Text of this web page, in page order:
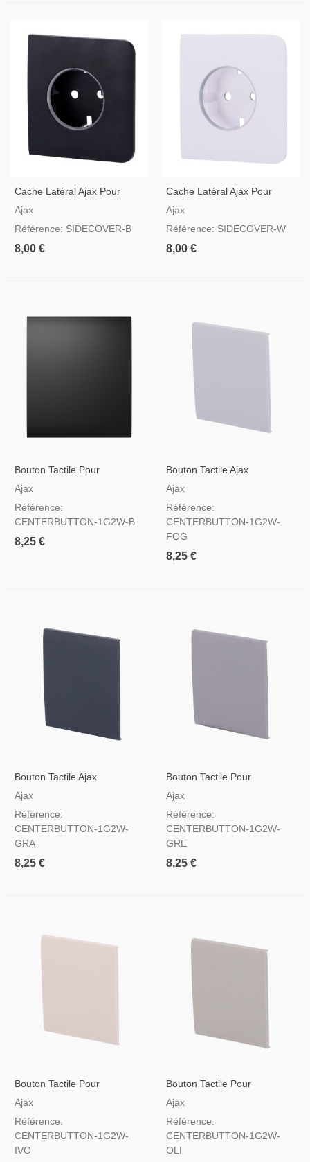
Cache Latéral Ajax Pour
Prise Basique Type F
Ajax
Référence: SIDECOVER-B
8,00 €
Cache Latéral Ajax Pour
Prise Basique Type F
Ajax
Référence: SIDECOVER-W
8,00 €
Bouton Tactile Pour
Interrupteur D'éclairage
Ajax
Référence:
CENTERBUTTON-1G2W-B
8,25 €
Bouton Tactile Ajax
Centerbutton Pour
7047 Couleur Brume
Ajax
Référence:
CENTERBUTTON-1G2W-
FOG
8,25 €
Bouton Tactile Ajax
Centerbutton Pour
7024 Couleur Graphite
Ajax
Référence:
CENTERBUTTON-1G2W-
GRA
8,25 €
Bouton Tactile Pour
Interrupteur D'éclairage
Ajax
Référence:
CENTERBUTTON-1G2W-
GRE
8,25 €
Bouton Tactile Pour
Interrupteur D'éclairage
Ajax
Référence:
CENTERBUTTON-1G2W-
IVO
Bouton Tactile Pour
Interrupteur D'éclairage
Ajax
Référence:
CENTERBUTTON-1G2W-
OLI